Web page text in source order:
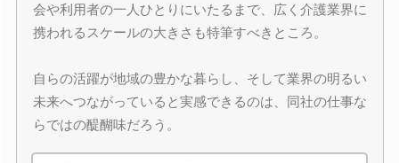
会や利用者の一人ひとりにいたるまで、広く介護業界に
携われるスケールの大きさも特筆すべきところ。
自らの活躍が地域の豊かな暮らし、そして業界の明るい
未来へつながっていると実感できるのは、同社の仕事な
らではの醍醐味だろう。